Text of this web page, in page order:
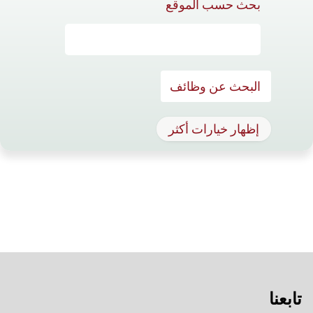
بحث حسب الموقع
إظهار خيارات أكثر
تابعنا